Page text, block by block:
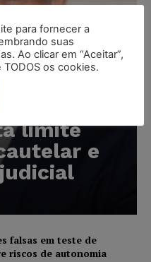
caso
limite
e
falsas em teste de
riscos de autonomia
para fornecer a
suas
Ao clicar em “Aceitar”,
os cookies.